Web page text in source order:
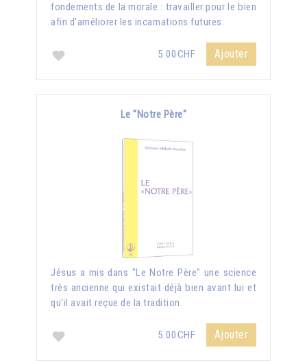
fondements de la morale : travailler pour le bien
afin d'améliorer les incarnations futures.
5.00CHF Ajouter
Le "Notre Père"
Jésus a mis dans "Le Notre Père" une science
très ancienne qui existait déjà bien avant lui et
qu'il avait reçue de la tradition.
5.00CHF Ajouter